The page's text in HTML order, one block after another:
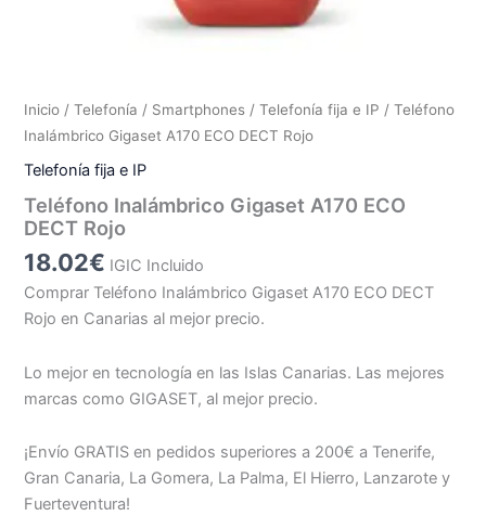
Inicio /Telefonía / Smartphones /Telefonía fija e IP / Teléfono
Inalámbrico Gigaset A170 ECO DECT Rojo
Telefonía fija e IP
Teléfono Inalámbrico Gigaset A170 ECO
DECT Rojo
18.02€ IGIC Incluido
Comprar Teléfono Inalámbrico Gigaset A170 ECO DECT
Rojo en Canarias al mejor precio.
Lo mejor en tecnología en las Islas Canarias. Las mejores
marcas como GIGASET, al mejor precio.
¡Envío GRATIS en pedidos superiores a 200€ a Tenerife,
Gran Canaria, La Gomera, La Palma, El Hierro, Lanzarote y
Fuerteventura!